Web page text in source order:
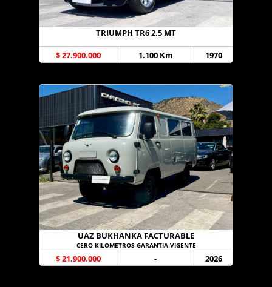
TRIUMPH TR6 2.5 MT
$ 27.900.000 1.100 Km 1970
UAZ BUKHANKA FACTURABLE
CERO KILOMETROS GARANTIA VIGENTE
$ 21.900.000 - 2026